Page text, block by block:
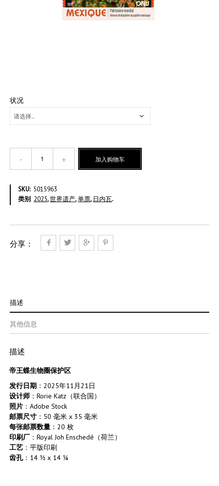
状况
界
产-
士
法
加入购物车
SKU: 5015963
类别 2025,世界遗产,单票, 日内瓦.
分享：
描述
其他信息
描述
帝王蝶生物圈保护区
发行日期 ：2025年11月21日
设计师 ：Rorie Katz（联合国）
照片 ：Adobe Stock
邮票尺寸 ：50 毫米 x 35 毫米
每张邮票数量 ：20 枚
印刷厂 ：Royal Joh Enschedé（荷兰）
工艺 ：平版印刷
齿孔：14 ½ x 14 ¼